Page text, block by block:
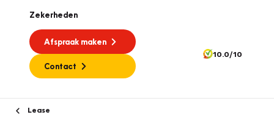
Zekerheden
Afspraak maken
Contact
10.0/10
Lease